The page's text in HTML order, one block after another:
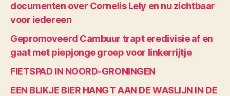
documenten over Cornelis Lely en nu zichtbaar
voor iedereen
Gepromoveerd Cambuur trapt eredivisie af en
gaat met piepjonge groep voor linkerrijtje
FIETSPAD IN NOORD-GRONINGEN
EEN BLIKJE BIER HANGT AAN DE WASLIJN IN DE